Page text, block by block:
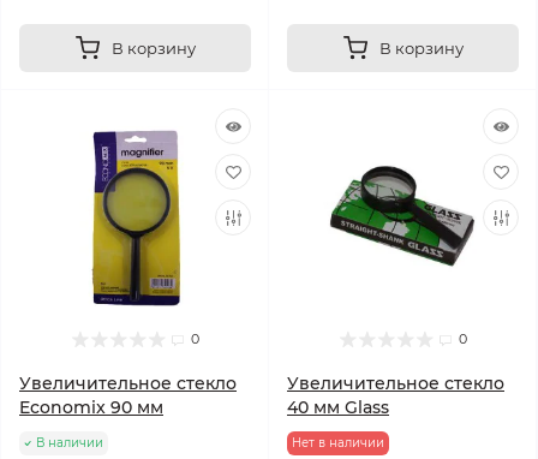
В корзину В корзину
0
Увеличительное стекло
Economix 90 мм
В наличии
0
Увеличительное стекло
40 мм Glass
Нет в наличии